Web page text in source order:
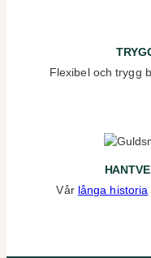
Flexibel och trygg
Vår långa historia